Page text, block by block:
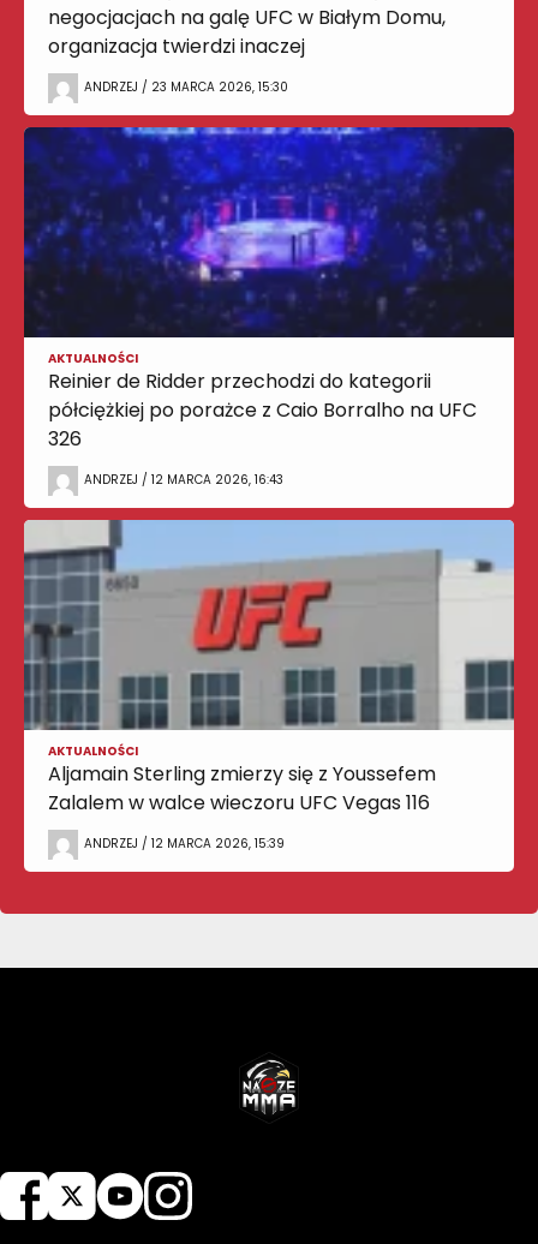
negocjacjach na galę UFC w Białym Domu,
organizacja twierdzi inaczej
ANDRZEJ / 23 MARCA 2026, 15:30
AKTUALNOŚCI
Reinier de Ridder przechodzi do kategorii
półciężkiej po porażce z Caio Borralho na UFC
326
ANDRZEJ / 12 MARCA 2026, 16:43
AKTUALNOŚCI
Aljamain Sterling zmierzy się z Youssefem
Zalalem w walce wieczoru UFC Vegas 116
ANDRZEJ / 12 MARCA 2026, 15:39